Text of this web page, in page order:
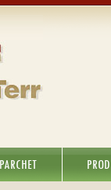
PARCHET